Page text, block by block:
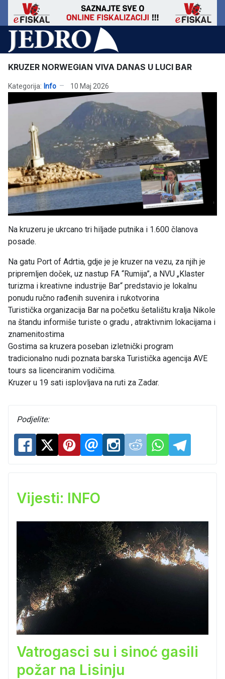
KRUZER NORWEGIAN VIVA DANAS U LUCI BAR
Kategorija: Info 10 Maj 2026
Na kruzeru je ukrcano tri hiljade putnika i 1.600 članova
posade.
Na gatu Port of Adrtia, gdje je je kruzer na vezu, za njih je
pripremljen doček, uz nastup FA “Rumija”, a NVU „Klaster
turizma i kreativne industrije Bar“ predstavio je lokalnu
ponudu ručno rađenih suvenira i rukotvorina
Turistička organizacija Bar na početku šetalištu kralja Nikole
na štandu informiše turiste o gradu , atraktivnim lokacijama i
znamenitostima
Gostima sa kruzera poseban izletnički program
tradicionalno nudi poznata barska Turistička agencija AVE
tours sa licenciranim vodičima.
Kruzer u 19 sati isplovljava na ruti za Zadar.
Podjelite:
Vijesti: INFO
Vatrogasci su i sinoć gasili
požar na Lisinju